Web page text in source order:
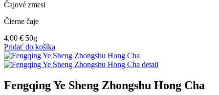
Čajové zmesi
Čierne čaje
4,00 € 50g
Pridať do košíka
Fengqing Ye Sheng Zhongshu Hong Cha